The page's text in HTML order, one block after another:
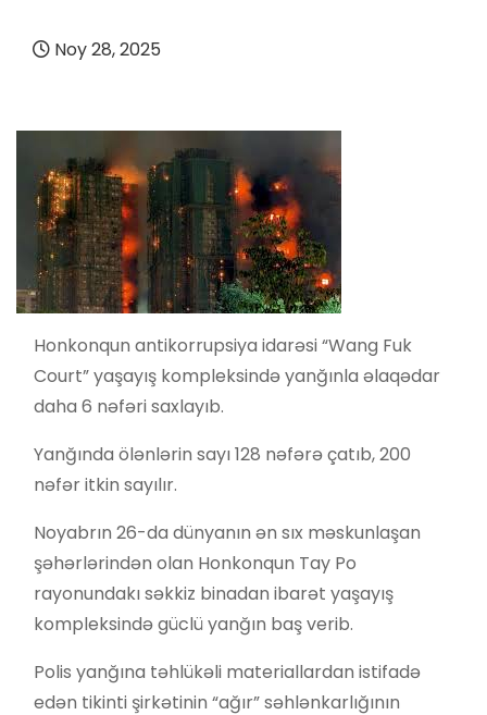
Noy 28, 2025
Honkonqun antikorrupsiya idarəsi “Wang Fuk
Court” yaşayış kompleksində yanğınla əlaqədar
daha 6 nəfəri saxlayıb.
Yanğında ölənlərin sayı 128 nəfərə çatıb, 200
nəfər itkin sayılır.
Noyabrın 26-da dünyanın ən sıx məskunlaşan
şəhərlərindən olan Honkonqun Tay Po
rayonundakı səkkiz binadan ibarət yaşayış
kompleksində güclü yanğın baş verib.
Polis yanğına təhlükəli materiallardan istifadə
edən tikinti şirkətinin “ağır” səhlənkarlığının